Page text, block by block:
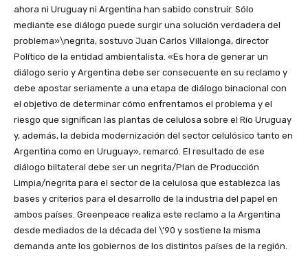
ahora ni Uruguay ni Argentina han sabido construir. Sólo
mediante ese diálogo puede surgir una solución verdadera del
problema»\negrita, sostuvo Juan Carlos Villalonga, director
Político de la entidad ambientalista. «Es hora de generar un
diálogo serio y Argentina debe ser consecuente en su reclamo y
debe apostar seriamente a una etapa de diálogo binacional con
el objetivo de determinar cómo enfrentamos el problema y el
riesgo que significan las plantas de celulosa sobre el Río Uruguay
y, además, la debida modernización del sector celulósico tanto en
Argentina como en Uruguay», remarcó. El resultado de ese
diálogo biltateral debe ser un negrita/Plan de Producción
Limpia/negrita para el sector de la celulosa que establezca las
bases y criterios para el desarrollo de la industria del papel en
ambos países. Greenpeace realiza este reclamo a la Argentina
desde mediados de la década del \’90 y sostiene la misma
demanda ante los gobiernos de los distintos países de la región.